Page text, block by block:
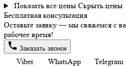
Показать все цены Скрыть цены
Бесплатная консультация
Оставьте заявку — мы свяжемся с
рабочее время!
Заказать звонок
Viber WhatsApp Telegram